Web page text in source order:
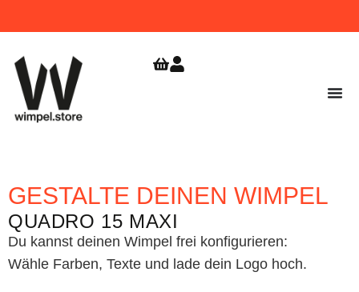
SHOPERÖFFNUNG
GESTALTE DEINEN WIMPEL
QUADRO 15 MAXI
Du kannst deinen Wimpel frei konfigurieren:
Wähle Farben, Texte und lade dein Logo hoch.